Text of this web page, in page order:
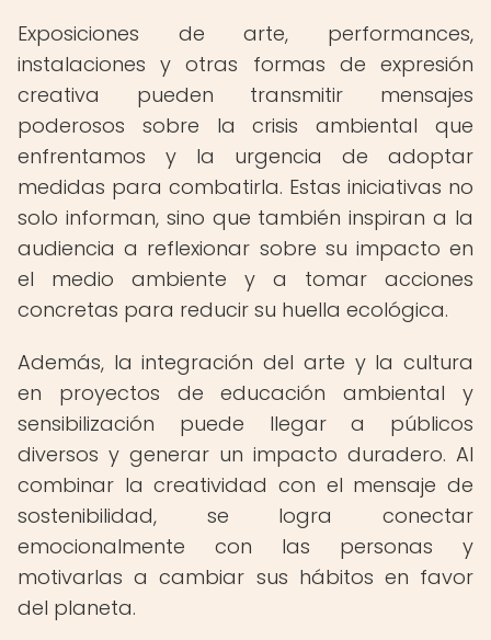
Exposiciones de arte, performances,
instalaciones y otras formas de expresión
creativa pueden transmitir mensajes
poderosos sobre la crisis ambiental que
enfrentamos y la urgencia de adoptar
medidas para combatirla. Estas iniciativas no
solo informan, sino que también inspiran a la
audiencia a reflexionar sobre su impacto en
el medio ambiente y a tomar acciones
concretas para reducir su huella ecológica.
Además, la integración del arte y la cultura
en proyectos de educación ambiental y
sensibilización puede llegar a públicos
diversos y generar un impacto duradero. Al
combinar la creatividad con el mensaje de
sostenibilidad, se logra conectar
emocionalmente con las personas y
motivarlas a cambiar sus hábitos en favor
del planeta.